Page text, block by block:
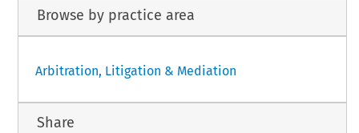
Browse by practice area
Arbitration, Litigation & Mediation
Share